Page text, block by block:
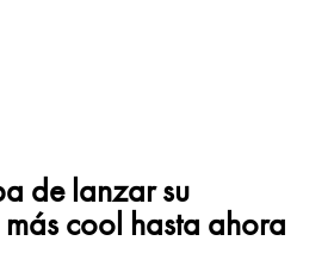
de lanzar su
cool hasta ahora